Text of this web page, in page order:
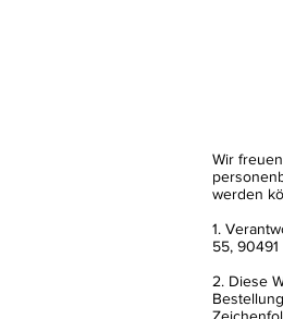
Wir
werden
1.
55,
2. Diese